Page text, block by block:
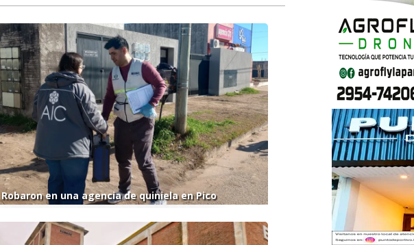
Robaron en una agencia de quiniela en Pico